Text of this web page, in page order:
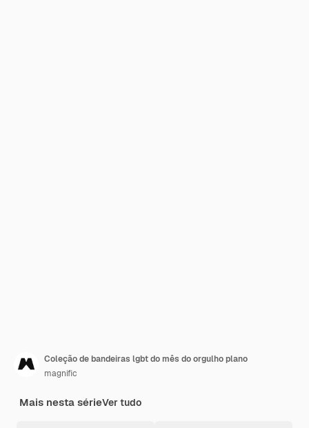
Coleção de bandeiras lgbt do mês do orgulho plano
magnific
Mais nesta sérieVer tudo